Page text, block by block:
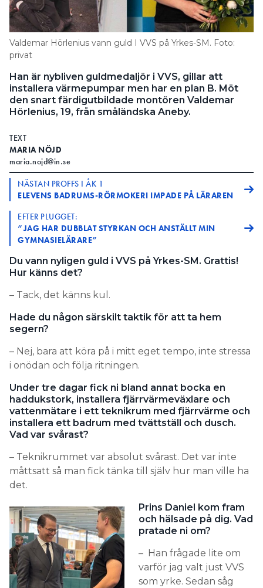
Information om GDPR
Search for:
SEARCH
Valdemar Hörlenius vann guld I VVS på Yrkes-SM. Foto:
privat
Han är nybliven guldmedaljör i VVS, gillar att
installera värmepumpar men har en plan B. Möt
den snart färdigutbildade montören Valdemar
Hörlenius, 19, från småländska Aneby.
TEXT
MARIA NÖJD
maria.nojd@in.se
NÄSTAN PROFFS I ÅK 1
ELEVENS BADRUMS-RÖRMOKERI IMPADE PÅ LÄRAREN
EFTER PLUGGET:
”JAG HAR DUBBLAT STYRKAN OCH ANSTÄLLT MIN
GYMNASIELÄRARE”
Du vann nyligen guld i VVS på Yrkes-SM. Grattis!
Hur känns det?
– Tack, det känns kul.
Hade du någon särskilt taktik för att ta hem
segern?
– Nej, bara att köra på i mitt eget tempo, inte stressa
i onödan och följa ritningen.
Under tre dagar fick ni bland annat bocka en
haddukstork, installera fjärrvärmeväxlare och
vattenmätare i ett teknikrum med fjärrvärme och
installera ett badrum med tvättställ och dusch.
Vad var svårast?
– Teknikrummet var absolut svårast. Det var inte
måttsatt så man fick tänka till själv hur man ville ha
det.
Prins Daniel kom fram
och hälsade på dig. Vad
pratade ni om?
– Han frågade lite om
varför jag valt just VVS
som yrke. Sedan såg